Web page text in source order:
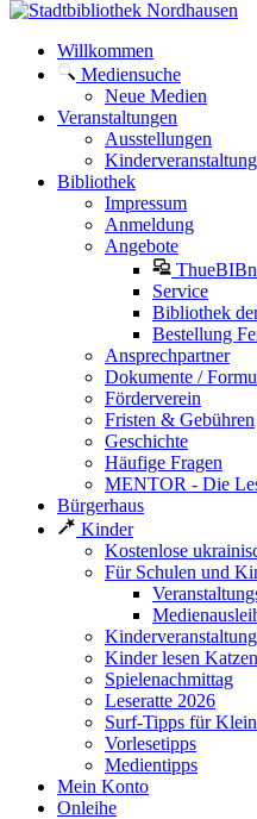
Willkommen
Mediensuche
Neue Medien
Veranstaltungen
Ausstellungen
Bibliothek
Impressum
Anmeldung
Angebote
Service
Bibliothek
Bestellung
Ansprechpartner
Dokumente /
Förderverein
Fristen & Gebühren
Geschichte
Häufige Fragen
MENTOR - Die
Bürgerhaus
Kinder
Kostenlose
Für Schulen und
Kinder lesen
Spielenachmittag
Leseratte 2026
Surf-Tipps für
Vorlesetipps
Medientipps
Mein Konto
Onleihe